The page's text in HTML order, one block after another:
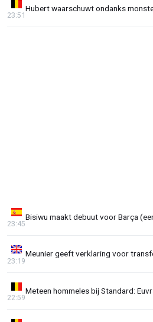
Hubert waarschuwt ondanks
23:51
Bisiwu maakt debuut voor Barça
23:45
Meunier geeft verklaring voor
23:19
Meteen hommeles bij Standard:
22:59